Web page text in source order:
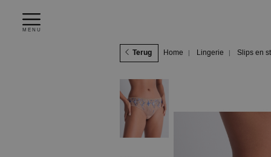
MENU
Terug Home Lingerie Slips en